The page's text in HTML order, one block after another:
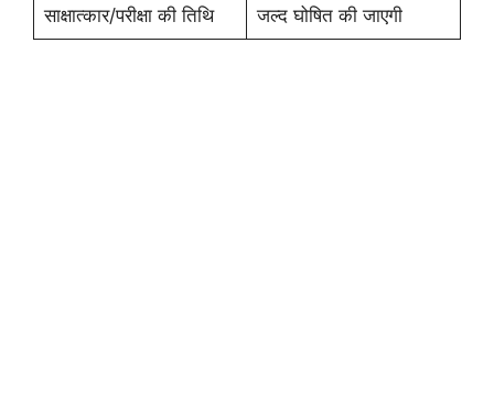
साक्षात्कार/परीक्षा की तिथि जल्द घोषित की जाएगी